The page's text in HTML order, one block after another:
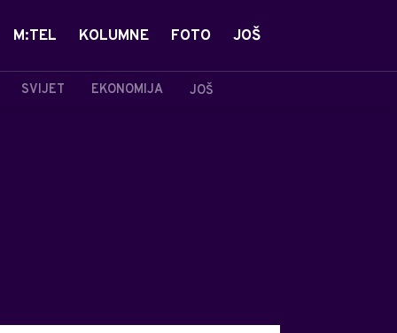
SVIJET EKONOMIJA JOŠ
M:TEL KOLUMNE FOTO JOŠ